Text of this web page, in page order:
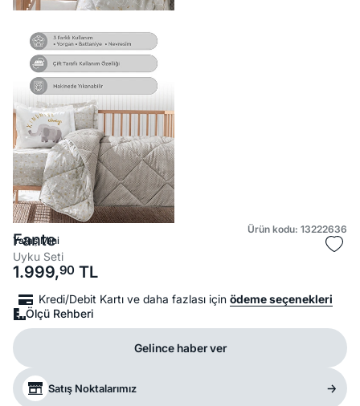
Ürün kodu: 13222636
Yataş Mini
Fante
Uyku Seti
1.999,90 TL
Kredi/Debit Kartı ve daha fazlası için ödeme seçenekleri
Ölçü Rehberi
Gelince haber ver
Satış Noktalarımız